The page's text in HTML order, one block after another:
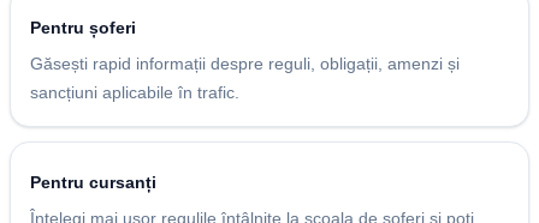
Pentru șoferi
Găsești rapid informații despre reguli, obligații, amenzi și
sancțiuni aplicabile în trafic.
Pentru cursanți
Înțelegi mai ușor regulile întâlnite la școala de șoferi și poți